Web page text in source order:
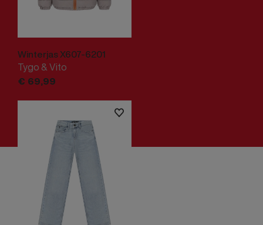
Winterjas X607-6201
Tygo & Vito
€ 69,99